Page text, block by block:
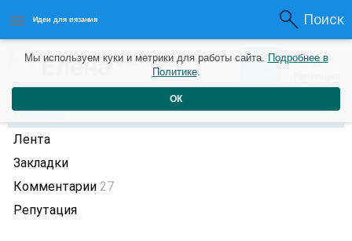
Идеи для вязания Поиск
Елена8 лет назад 14 0
Профиль
Лента
Закладки
Комментарии 27
Репутация
Мы используем куки и метрики для работы сайта. Подробнее в
Политике.
ОК